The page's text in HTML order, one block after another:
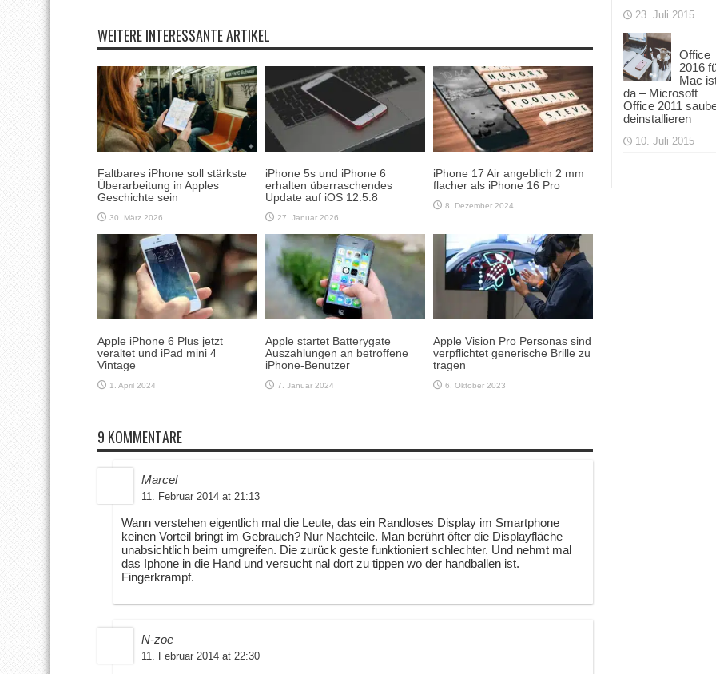
WEITERE INTERESSANTE ARTIKEL
Faltbares iPhone soll stärkste
Überarbeitung in Apples
Geschichte sein
30. März 2026
iPhone 5s und iPhone 6
erhalten überraschendes
Update auf iOS 12.5.8
27. Januar 2026
iPhone 17 Air angeblich 2 mm
flacher als iPhone 16 Pro
8. Dezember 2024
Apple iPhone 6 Plus jetzt
veraltet und iPad mini 4
Vintage
1. April 2024
Apple startet Batterygate
Auszahlungen an betroffene
iPhone-Benutzer
7. Januar 2024
Apple Vision Pro Personas sind
verpflichtet generische Brille zu
tragen
6. Oktober 2023
9 KOMMENTARE
Marcel
11. Februar 2014 at 21:13
Wann verstehen eigentlich mal die Leute, das ein Randloses Display im Smartphone
keinen Vorteil bringt im Gebrauch? Nur Nachteile. Man berührt öfter die Displayfläche
unabsichtlich beim umgreifen. Die zurück geste funktioniert schlechter. Und nehmt mal
das Iphone in die Hand und versucht nal dort zu tippen wo der handballen ist.
Fingerkrampf.
N-zoe
11. Februar 2014 at 22:30
23. Juli 2015
Office
2016
Mac
da – Microsoft
Office 2011
deinstallieren
10. Juli 2015